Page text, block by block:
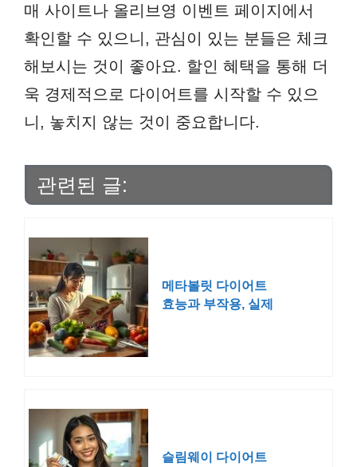
매 사이트나 올리브영 이벤트 페이지에서
확인할 수 있으니, 관심이 있는 분들은 체크
해보시는 것이 좋아요. 할인 혜택을 통해 더
욱 경제적으로 다이어트를 시작할 수 있으
니, 놓치지 않는 것이 중요합니다.
관련된 글:
메타볼릿 다이어트
효능과 부작용, 실제
슬림웨이 다이어트